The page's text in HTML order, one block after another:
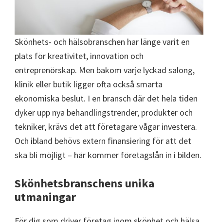
Skönhets- och hälsobranschen har länge varit en
plats för kreativitet, innovation och
entreprenörskap. Men bakom varje lyckad salong,
klinik eller butik ligger ofta också smarta
ekonomiska beslut. I en bransch där det hela tiden
dyker upp nya behandlingstrender, produkter och
tekniker, krävs det att företagare vågar investera.
Och ibland behövs extern finansiering för att det
ska bli möjligt – här kommer företagslån in i bilden.
Skönhetsbranschens unika
utmaningar